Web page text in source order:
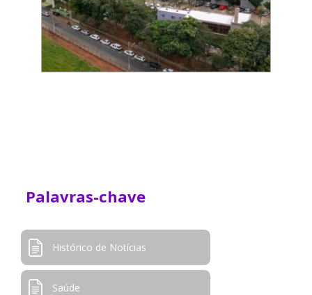
Palavras-chave
Histórico de Notícias
Saúde